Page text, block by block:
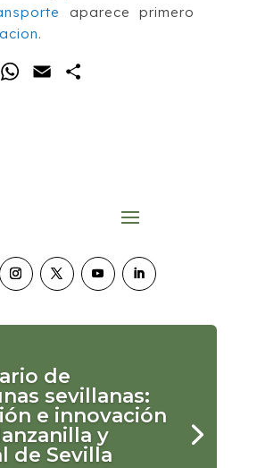
aparece primero
.
WhatsApp
Email
de
sevillanas:
e innovación
y
de Sevilla